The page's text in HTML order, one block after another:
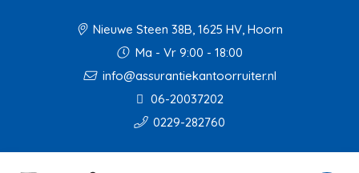
Nieuwe Steen 38B, 1625 HV, Hoorn
Ma - Vr 9:00 - 18:00
info@assurantiekantoorruiter.nl
06-20037202
0229-282760